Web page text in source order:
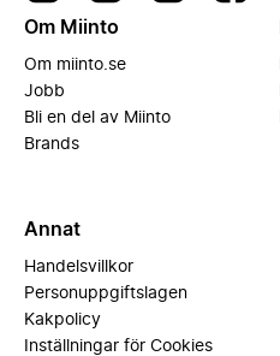
Om Miinto
Om miinto.se
Jobb
Bli en del av Miinto
Brands
Annat
Handelsvillkor
Personuppgiftslagen
Kakpolicy
Inställningar för Cookies